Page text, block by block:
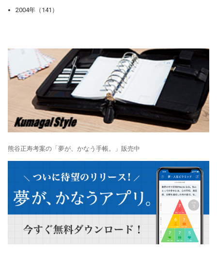
2004年（141）
熊谷正寿考案の「夢が、かなう手帳。」販売中